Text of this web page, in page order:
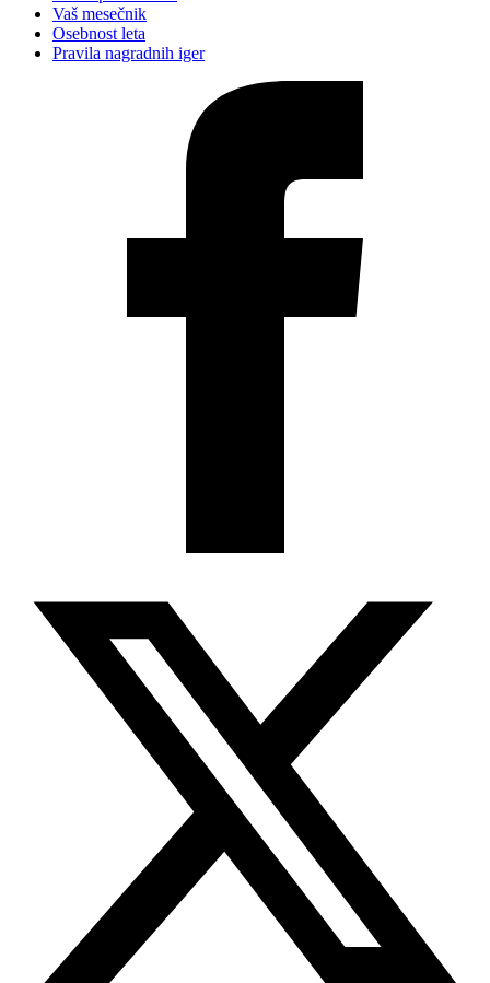
Vaš mesečnik
Osebnost leta
Pravila nagradnih iger